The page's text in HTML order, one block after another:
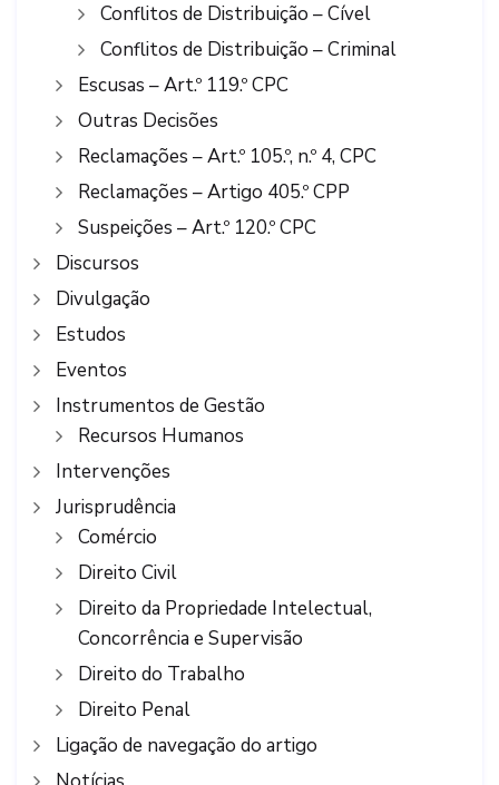
Conflitos de Distribuição – Cível
Conflitos de Distribuição – Criminal
Escusas – Art.º 119.º CPC
Outras Decisões
Reclamações – Art.º 105.º, n.º 4, CPC
Reclamações – Artigo 405.º CPP
Suspeições – Art.º 120.º CPC
Discursos
Divulgação
Estudos
Eventos
Instrumentos de Gestão
Recursos Humanos
Intervenções
Jurisprudência
Comércio
Direito Civil
Direito da Propriedade Intelectual,
Concorrência e Supervisão
Direito do Trabalho
Direito Penal
Ligação de navegação do artigo